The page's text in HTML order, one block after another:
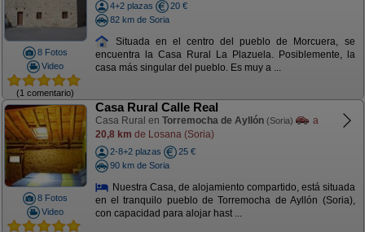
8 Fotos
Video
(1 comentario)
4+2 plazas
20 €
82 km de Soria
Situada en el centro del pueblo de Morcuera, se
encuentra la Casa Rural La Plazuela. Posiblemente, la
casa más singular del pueblo. Es muy a ...
8 Fotos
Video
Casa Rural Calle Real
Casa Rural en Torremocha de Ayllón (Soria)
a
20,8 km de Losana (Soria)
2-8+2 plazas
25 €
90 km de Soria
Nuestra Casa, de alojamiento compartido, está situada
en el tranquilo pueblo de Torremocha de Ayllón (Soria),
con capacidad para alojar hast ...